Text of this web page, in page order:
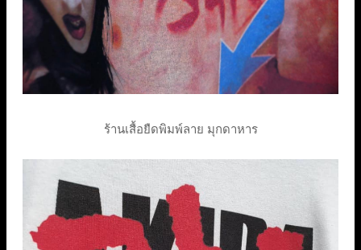
ร้านเสื้อยืดพิมพ์ลาย มุกดาหาร